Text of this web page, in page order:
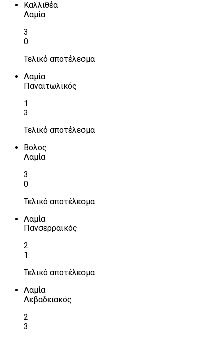
Καλλιθέα
Λαμία
3
0
Τελικό αποτέλεσμα
Λαμία
Παναιτωλικός
1
3
Τελικό αποτέλεσμα
Βόλος
Λαμία
3
0
Τελικό αποτέλεσμα
Λαμία
Πανσερραϊκός
2
1
Τελικό αποτέλεσμα
Λαμία
Λεβαδειακός
2
3